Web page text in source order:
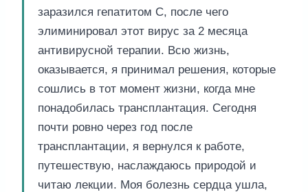
заразился гепатитом С, после чего
элиминировал этот вирус за 2 месяца
антивирусной терапии. Всю жизнь,
оказывается, я принимал решения, которые
сошлись в тот момент жизни, когда мне
понадобилась трансплантация. Сегодня
почти ровно через год после
трансплантации, я вернулся к работе,
путешествую, наслаждаюсь природой и
читаю лекции. Моя болезнь сердца ушла,